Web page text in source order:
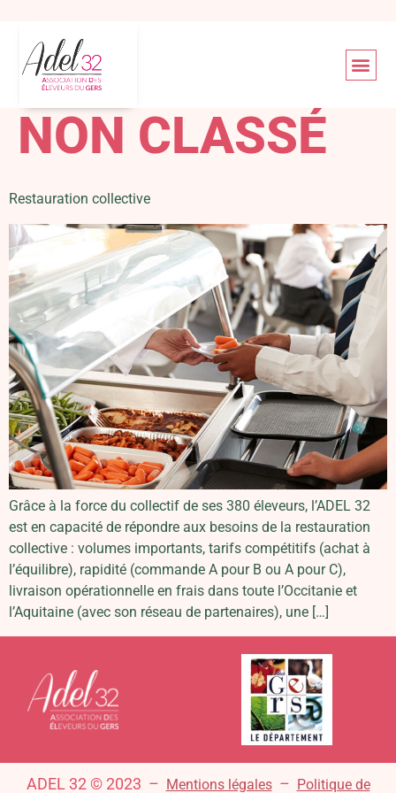
CATÉGORIE :
NON CLASSÉ
Restauration collective
Grâce à la force du collectif de ses 380 éleveurs, l’ADEL 32
est en capacité de répondre aux besoins de la restauration
collective : volumes importants, tarifs compétitifs (achat à
l’équilibre), rapidité (commande A pour B ou A pour C),
livraison opérationnelle en frais dans toute l’Occitanie et
l’Aquitaine (avec son réseau de partenaires), une […]
ADEL 32 © 2023 – Mentions légales– Politique de